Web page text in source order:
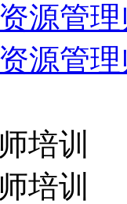
源管
源管
培训
培训